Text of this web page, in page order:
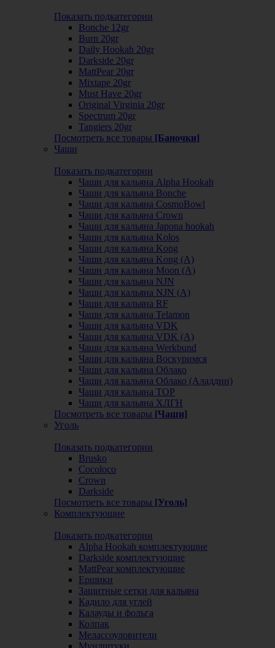
Показать подкатегории
Bonche 12gr
Burn 20gr
Daily Hookah 20gr
Darkside 20gr
MattPear 20gr
Mixtape 20gr
Must Have 20gr
Original Virginia 20gr
Spectrum 20gr
Tangiers 20gr
Посмотреть все товары [Баночки]
Чаши
Показать подкатегории
Чаши для кальяна Alpha Hookah
Чаши для кальяна Bonche
Чаши для кальяна CosmoBowl
Чаши для кальяна Crown
Чаши для кальяна Japona hookah
Чаши для кальяна Kolos
Чаши для кальяна Kong
Чаши для кальяна Kong (A)
Чаши для кальяна Moon (А)
Чаши для кальяна NJN
Чаши для кальяна NJN (А)
Чаши для кальяна RF
Чаши для кальяна Telamon
Чаши для кальяна VDK
Чаши для кальяна VDK (А)
Чаши для кальяна Werkbund
Чаши для кальяна Воскуримся
Чаши для кальяна Облако
Чаши для кальяна Облако (Аладдин)
Чаши для кальяна ТОР
Чаши для кальяна ХЛГН
Посмотреть все товары [Чаши]
Уголь
Показать подкатегории
Brusko
Cocoloco
Crown
Darkside
Посмотреть все товары [Уголь]
Комплектующие
Показать подкатегории
Alpha Hookah комплектующие
Darkside комплектующие
MattPear комплектующие
Ершики
Защитные сетки для кальяна
Кадило для углей
Калауды и фольга
Колпак
Мелассоуловители
Мундштуки